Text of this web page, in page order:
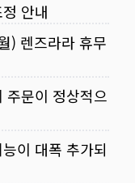
안내
) 렌즈라라 휴무
주문이 정상적으
이 대폭 추가되